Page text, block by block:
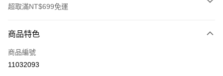
超取滿NT$699免運
信用卡一次付款
超商取貨付款
商品特色
商品編號
11032093